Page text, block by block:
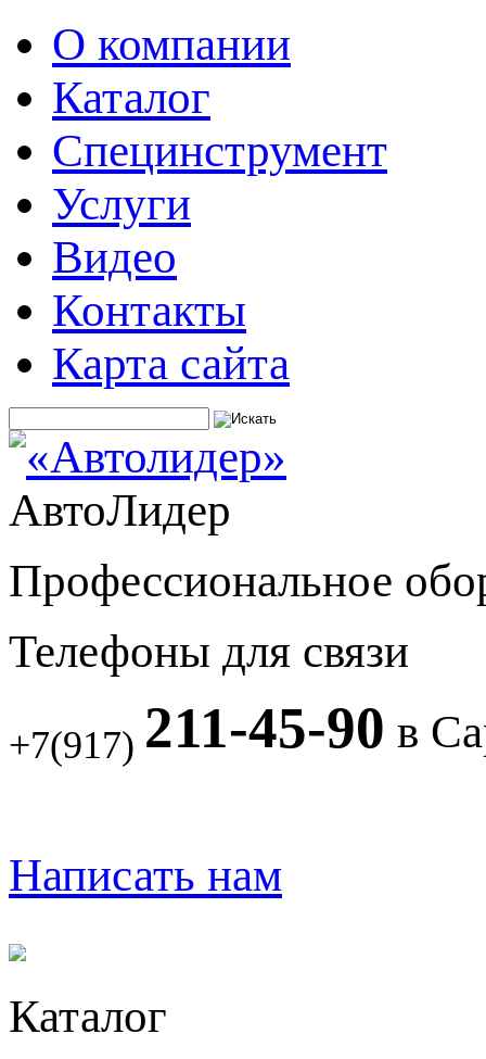
О компании
Каталог
Специнструмент
Услуги
Видео
Контакты
Карта сайта
АвтоЛидер
Профессиональное
Телефоны для связи
+7(917) 211-45-90 в
Написать нам
Каталог